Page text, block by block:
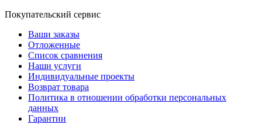
Покупательский сервис
Ваши заказы
Отложенные
Список сравнения
Наши услуги
Индивидуальные проекты
Возврат товара
Политика в отношении обработки персональных
данных
Гарантии